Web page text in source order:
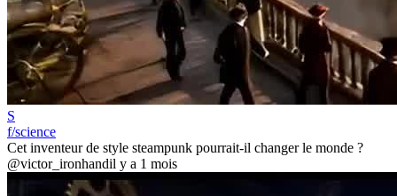
S
f/science
Cet inventeur de style steampunk pourrait-il changer le monde ?
@victor_ironhandil y a 1 mois